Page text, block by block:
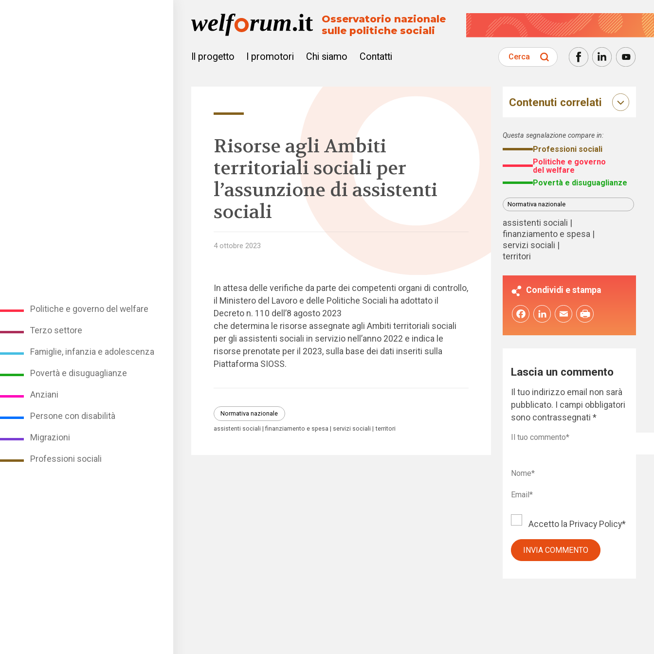
Politiche e governo del welfare
Terzo settore
Famiglie, infanzia e adolescenza
Povertà e disuguaglianze
Anziani
Persone con disabilità
Migrazioni
Professioni sociali
Osservatorio nazionale
sulle politiche sociali
Il progetto I promotori Chi siamo Contatti Cerca
Risorse agli Ambiti
territoriali sociali per
l’assunzione di assistenti
sociali
4 ottobre 2023
In attesa delle verifiche da parte dei competenti organi di controllo,
il Ministero del Lavoro e delle Politiche Sociali ha adottato il
Decreto n. 110 dell’8 agosto 2023
che determina le risorse assegnate agli Ambiti territoriali sociali
per gli assistenti sociali in servizio nell’anno 2022 e indica le
risorse prenotate per il 2023, sulla base dei dati inseriti sulla
Piattaforma SIOSS.
Normativa nazionale
assistenti sociali finanziamento e spesa servizi sociali territori
Contenuti correlati
Questa segnalazione compare in:
Professioni sociali
Politiche e governo
del welfare
Povertà e disuguaglianze
Normativa nazionale
assistenti sociali
finanziamento e spesa
servizi sociali
territori
Condividi e stampa
FacebookLinkedInEmail
Lascia un commento
Il tuo indirizzo email non sarà
pubblicato.
I campi obbligatori
sono contrassegnati*
Accetto la Privacy Policy*